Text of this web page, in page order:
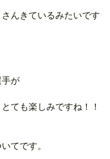
んきているみたいです
が
ても楽しみですね！！
てです。